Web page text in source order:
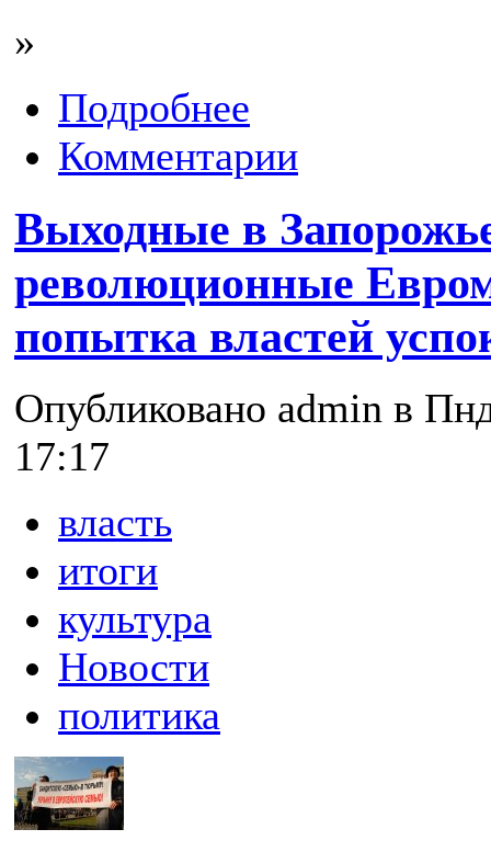
»
Подробнее
Комментарии
Выходные в
революционные
попытка властей
Опубликовано admin в
17:17
власть
итоги
культура
Новости
политика